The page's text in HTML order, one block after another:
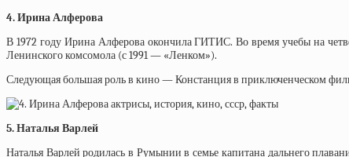
4. Ирина Алферова
В 1972 году Ирина Алферова окончила ГИТИС. Во время учебы на
Ленинского комсомола (с 1991 — «Ленком»).
Следующая большая роль в кино — Констанция в приключенческом
5. Наталья Варлей
Наталья Варлей родилась в Румынии в семье капитана дальнего